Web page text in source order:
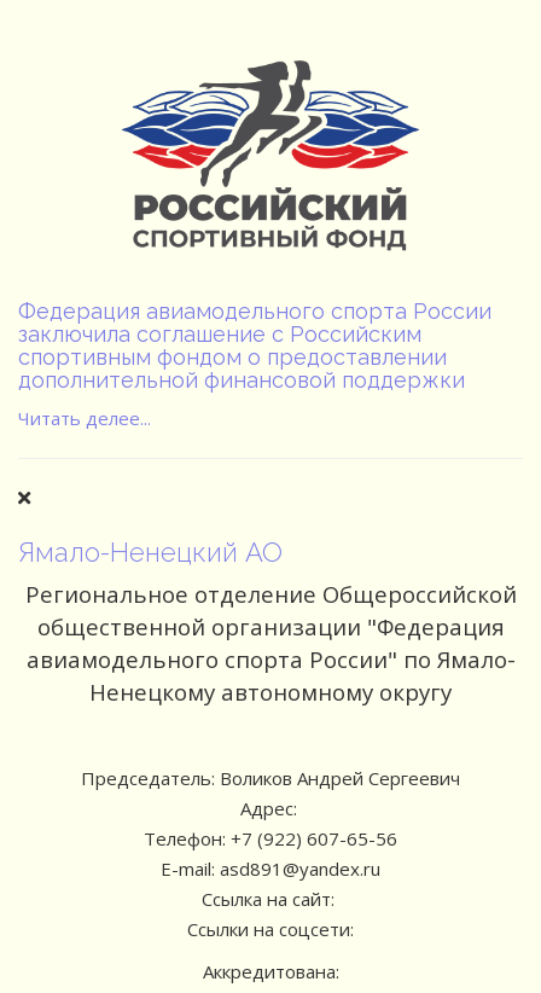
Федерация авиамодельного спорта России
заключила соглашение с Российским
спортивным фондом о предоставлении
дополнительной финансовой поддержки
Читать делее...
Ямало-Ненецкий АО
Региональное отделение Общероссийской
общественной организации "Федерация
авиамодельного спорта России" по Ямало-
Ненецкому автономному округу
Председатель: Воликов Андрей Сергеевич
Адрес:
Телефон: +7 (922) 607-65-56
E-mail: asd891@yandex.ru
Ссылка на сайт:
Ссылки на соцсети:
Аккредитована: